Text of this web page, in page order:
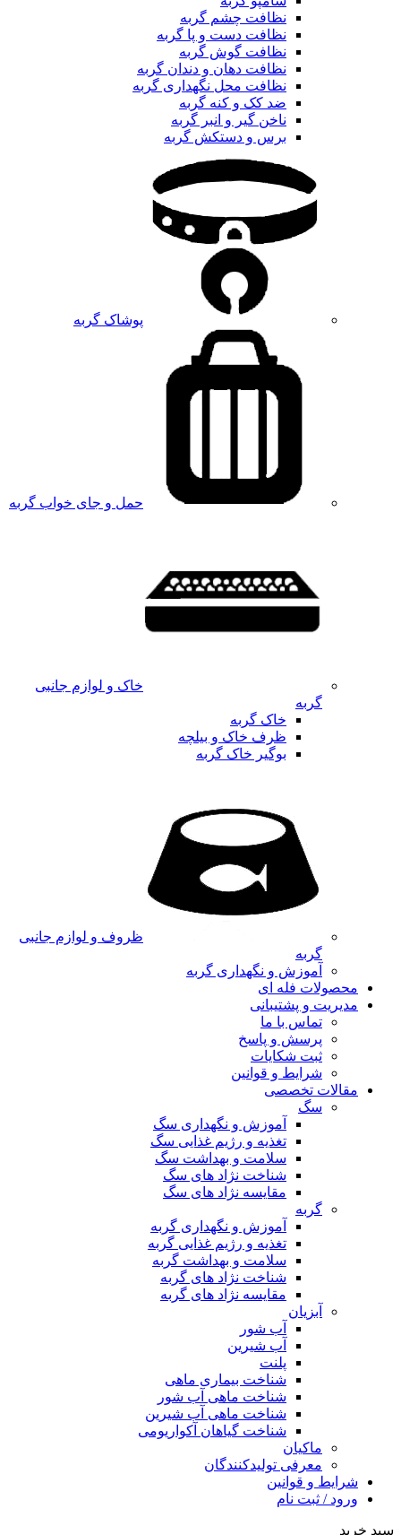
نظافت چشم گربه
نظافت دست و پا گربه
نظافت گوش گربه
نظافت دهان و دندان گربه
نظافت محل نگهداری گربه
ضد کک و کنه گربه
ناخن گیر و انبر گربه
برس و دستکش گربه
پوشاک گربه
حمل و جای خواب گربه
خاک و لوازم جانبی
گربه
خاک گربه
ظرف خاک و بیلچه
بوگیر خاک گربه
ظروف و لوازم جانبی
گربه
آموزش و نگهداری گربه
محصولات فله ای
مدیریت و پشتیبانی
تماس با ما
پرسش و پاسخ
ثبت شکایات
شرایط و قوانین
مقالات تخصصی
سگ
آموزش و نگهداری سگ
تغذیه و رژیم غذایی سگ
سلامت و بهداشت سگ
شناخت نژاد های سگ
مقایسه نژاد های سگ
گربه
آموزش و نگهداری گربه
تغذیه و رژیم غذایی گربه
سلامت و بهداشت گربه
شناخت نژاد های گربه
مقایسه نژاد های گربه
آبزیان
آب شور
آب شیرین
پلنت
شناخت بیماری ماهی
شناخت ماهی آب شور
شناخت ماهی آب شیرین
شناخت گیاهان آکواریومی
ماکیان
معرفی تولیدکنندگان
شرایط و قوانین
ورود / ثبت نام
سبد خرید